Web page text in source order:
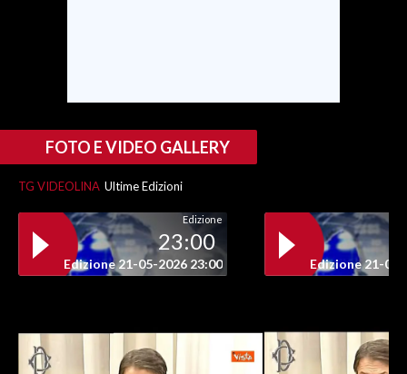
3 MINUTI CON
INSULARITÀ
INFO AZIENDE
NECROLOGI
PUBBLICITÀ
FOTO E VIDEO GALLERY
TG VIDEOLINA Ultime Edizioni
Edizione
23:00
Edizione 21-05-2026 23:00 Edizione 21-05-